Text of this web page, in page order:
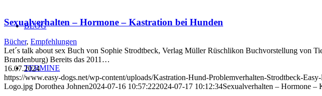
BLOG
TERMINE
Sexualverhalten – Hormone – Kastration bei Hunden
Bücher, Empfehlungen
Let´s talk about sex Buch von Sophie Strodtbeck, Verlag Müller Rüschlikon Buchvorstellung von
Brandenburg) Bereits das 2011…
16.07.2024
https://www.easy-dogs.net/wp-content/uploads/Kastration-Hund-Problemverhalten-Strodtbeck-
Logo.jpg Dorothea Johnen2024-07-16 10:57:222024-07-17 10:12:34Sexualverhalten – Hormone –